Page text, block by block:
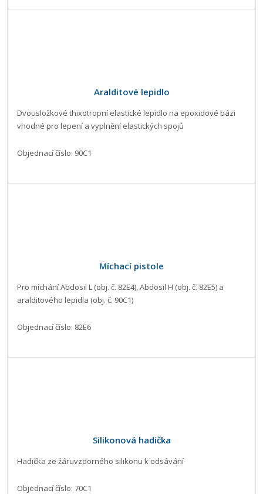
Aralditové lepidlo
Dvousložkové thixotropní elastické lepidlo na epoxidové bázi
vhodné pro lepení a vyplnění elastických spojů
Objednací číslo: 90C1
Míchací pistole
Pro míchání Abdosil L (obj. č. 82E4), Abdosil H (obj. č. 82E5) a
aralditového lepidla (obj. č. 90C1)
Objednací číslo: 82E6
Silikonová hadička
Hadička ze žáruvzdorného silikonu k odsávání
Objednací číslo: 70C1